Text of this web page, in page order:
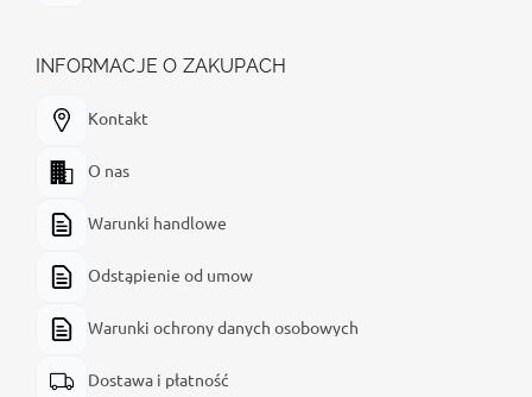
INFORMACJE O ZAKUPACH
Kontakt
O nas
Warunki handlowe
Odstąpienie od umow
Warunki ochrony danych osobowych
Dostawa i płatność